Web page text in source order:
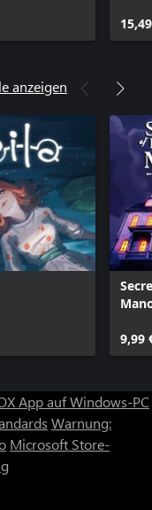
the
anzeigen
9,99
App auf Windows-PC
Warnung:
Microsoft Store-